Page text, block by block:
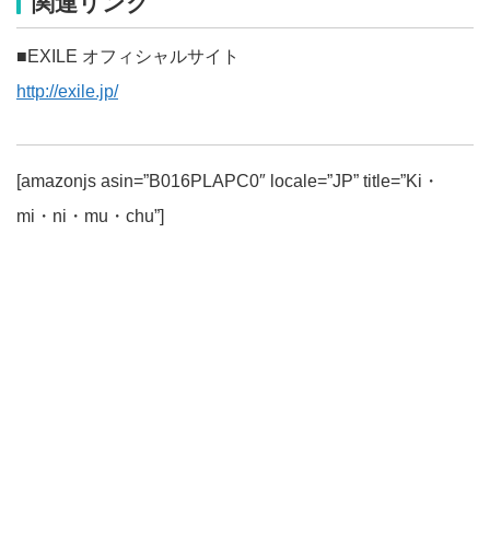
■EXILE オフィシャルサイト
http://exile.jp/
[amazonjs asin=”B016PLAPC0″ locale=”JP” title=”Ki・
mi・ni・mu・chu”]